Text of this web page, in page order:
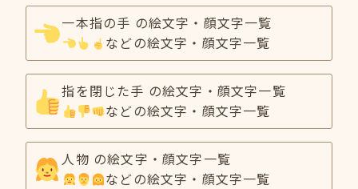
一本指の手 の絵文字・顔文字一覧
などの絵文字・顔文字一覧
指を閉じた手 の絵文字・顔文字一覧
などの絵文字・顔文字一覧
人物 の絵文字・顔文字一覧
などの絵文字・顔文字一覧